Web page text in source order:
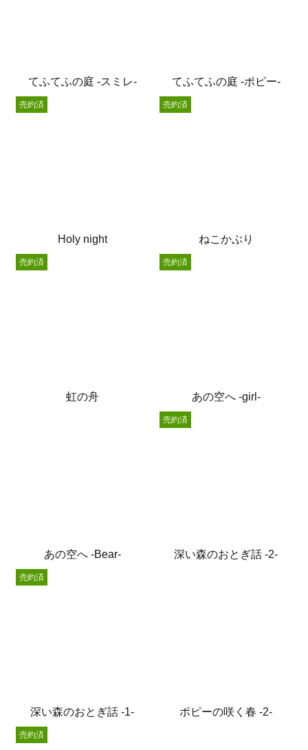
てふてふの庭 -スミレ- てふてふの庭 -ポピー-
Holy night
売約済
ねこかぶり
売約済
虹の舟
売約済
あの空へ -girl-
売約済
あの空へ -Bear- 深い森のおとぎ話 -2-
売約済
深い森のおとぎ話 -1-
売約済
ポピーの咲く春 -2-
売約済